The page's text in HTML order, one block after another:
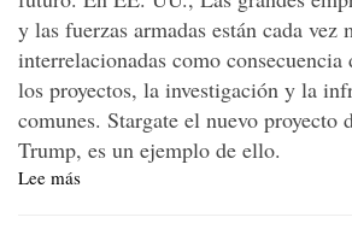
y las fuerzas armadas están cada vez
interrelacionadas como
los proyectos, la investigación y la
comunes. Stargate el nuevo proyecto
Trump, es un ejemplo de ello.
Lee más